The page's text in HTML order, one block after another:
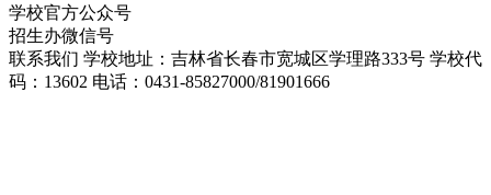
学校官方公众号
招生办微信号
联系我们 学校地址：吉林省长春市宽城区学理路333号 学校代
码：13602 电话：0431-85827000/81901666